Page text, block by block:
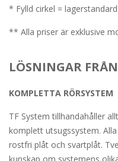
* Fylld cirkel = lagerstandard
** Alla priser är exklusive
LÖSNINGAR
KOMPLETTA RÖRSYSTEM
TF System tillhandahåller
komplett utsugssystem.
rostfri plåt och svartplåt.